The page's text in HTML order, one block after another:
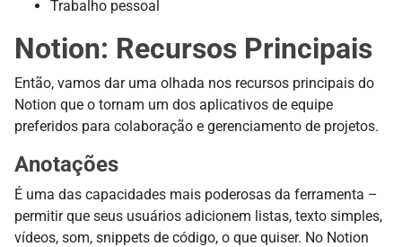
Trabalho pessoal
Notion: Recursos Principais
Então, vamos dar uma olhada nos recursos principais do
Notion que o tornam um dos aplicativos de equipe
preferidos para colaboração e gerenciamento de projetos.
Anotações
É uma das capacidades mais poderosas da ferramenta –
permitir que seus usuários adicionem listas, texto simples,
vídeos, som, snippets de código, o que quiser. No Notion